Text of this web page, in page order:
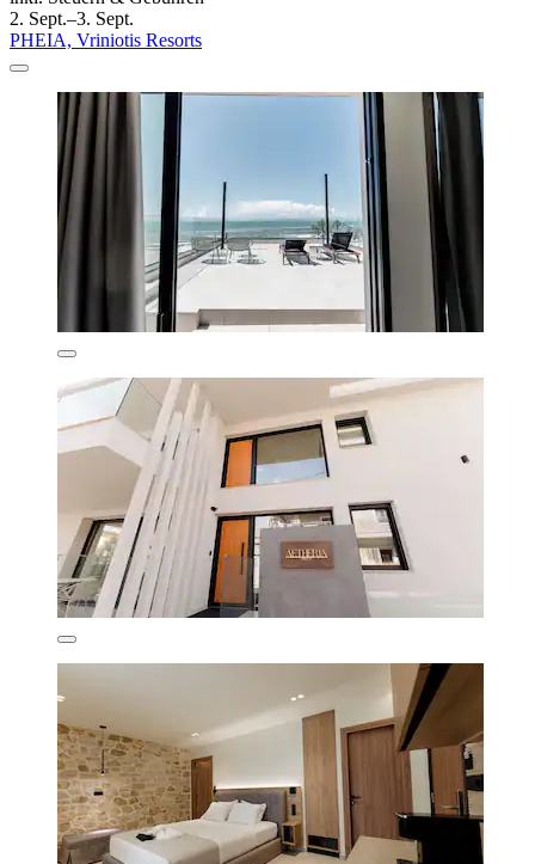
2. Sept.–3. Sept.
PHEIA, Vriniotis Resorts